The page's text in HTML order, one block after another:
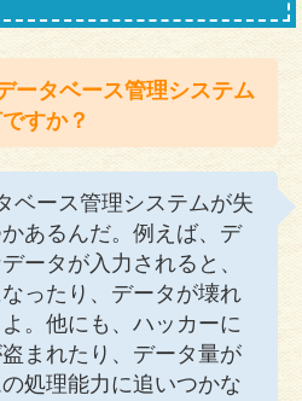
ータベース管理システム
すか？
ベース管理システムが失
あるんだ。例えば、デ
ータが入力されると、
ったり、データが壊れ
。他にも、ハッカーに
まれたり、データ量が
処理能力に追いつかな